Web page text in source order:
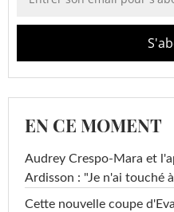
EN CE MOMENT
Audrey Crespo-Mara et
Ardisson : "Je n'ai touché
Cette nouvelle coupe